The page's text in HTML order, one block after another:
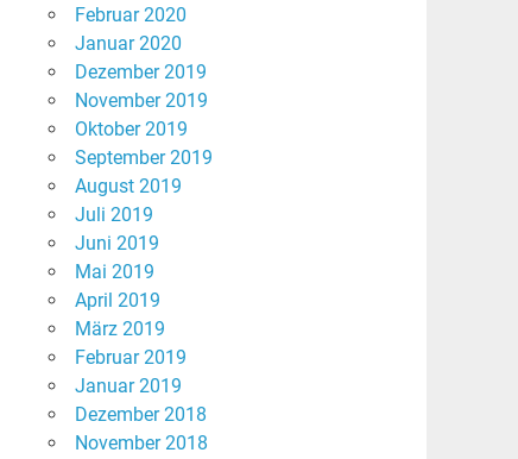
Februar 2020
Januar 2020
Dezember 2019
November 2019
Oktober 2019
September 2019
August 2019
Juli 2019
Juni 2019
Mai 2019
April 2019
März 2019
Februar 2019
Januar 2019
Dezember 2018
November 2018